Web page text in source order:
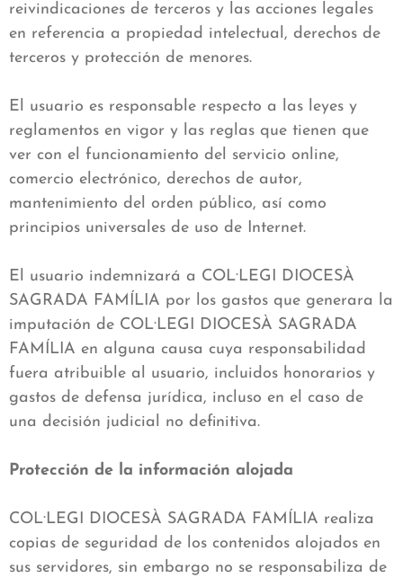
reivindicaciones de terceros y las acciones legales
en referencia a propiedad intelectual, derechos de
terceros y protección de menores.
El usuario es responsable respecto a las leyes y
reglamentos en vigor y las reglas que tienen que
ver con el funcionamiento del servicio online,
comercio electrónico, derechos de autor,
mantenimiento del orden público, así como
principios universales de uso de Internet.
El usuario indemnizará a COL·LEGI DIOCESÀ
SAGRADA FAMÍLIA por los gastos que generara la
imputación de COL·LEGI DIOCESÀ SAGRADA
FAMÍLIA en alguna causa cuya responsabilidad
fuera atribuible al usuario, incluidos honorarios y
gastos de defensa jurídica, incluso en el caso de
una decisión judicial no definitiva.
Protección de la información alojada
COL·LEGI DIOCESÀ SAGRADA FAMÍLIA realiza
copias de seguridad de los contenidos alojados en
sus servidores, sin embargo no se responsabiliza de